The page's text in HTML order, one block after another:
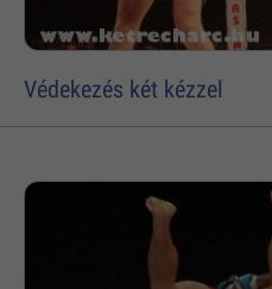
Védekezés két kézzel